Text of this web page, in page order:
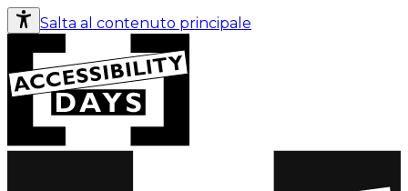
Salta al contenuto principale